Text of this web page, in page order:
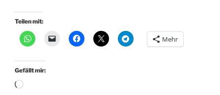
Teilen mit:
Mehr
Gefällt mir:
Wird